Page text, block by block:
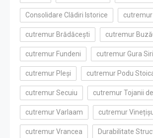
Consolidare Clădiri Istorice
cutremur Brădăcești cutremur
cutremur Fundeni cutremur Gura
cutremur Pleși cutremur Podu
cutremur Secuiu cutremur Tojanii
cutremur Varlaam cutremur
cutremur Vrancea Durabilitate